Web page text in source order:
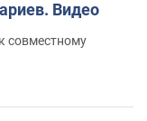
Видео
совместному